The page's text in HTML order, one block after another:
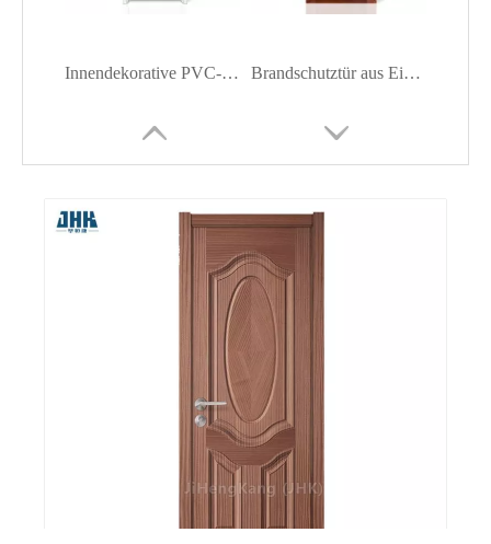
Innendekorative PVC-Decken-Kunststoff-Zugangsklappe Ap7611 Brandschutztür aus Eiche (Holztür)
Laminierte Innenverkleidung, bündiges Badezimmer, PVC-Furnier, Haupttüren-Designs